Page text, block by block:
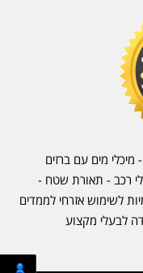
מים עם ברזים
רכב - תאורת שטח -
לשימוש אזרחי לממדים
לבעלי מקצוע